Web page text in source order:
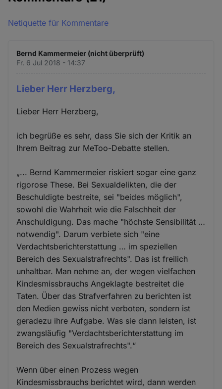
Netiquette für Kommentare
Bernd Kammermeier (nicht überprüft)
Fr. 6 Jul 2018 - 14:37
Lieber Herr Herzberg,
Lieber Herr Herzberg,
ich begrüße es sehr, dass Sie sich der Kritik an
Ihrem Beitrag zur MeToo-Debatte stellen.
„... Bernd Kammermeier riskiert sogar eine ganz
rigorose These. Bei Sexualdelikten, die der
Beschuldigte bestreite, sei "beides möglich",
sowohl die Wahrheit wie die Falschheit der
Anschuldigung. Das mache "höchste Sensibilität …
notwendig". Darum verbiete sich "eine
Verdachtsberichterstattung … im speziellen
Bereich des Sexualstrafrechts". Das ist freilich
unhaltbar. Man nehme an, der wegen vielfachen
Kindesmissbrauchs Angeklagte bestreitet die
Taten. Über das Strafverfahren zu berichten ist
den Medien gewiss nicht verboten, sondern ist
geradezu ihre Aufgabe. Was sie dann leisten, ist
zwangsläufig "Verdachtsberichterstattung im
Bereich des Sexualstrafrechts".“
Wenn über einen Prozess wegen
Kindesmissbrauchs berichtet wird, dann werden